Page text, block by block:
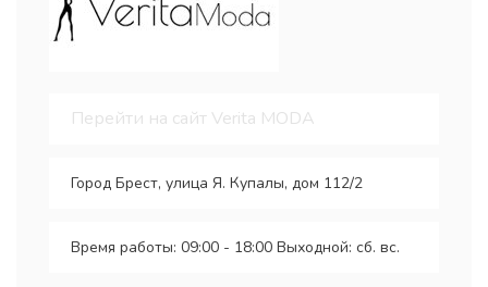
Перейти на сайт Verita MODA
Город Брест, улица Я. Купалы, дом 112/2
Время работы: 09:00 - 18:00 Выходной: сб. вс.